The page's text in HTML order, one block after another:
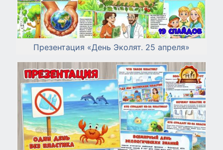
Презентация «День Эколят. 25 апреля»